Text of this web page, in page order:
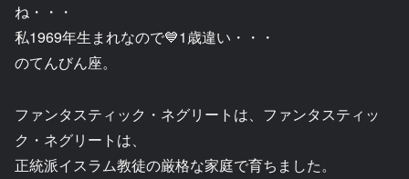
ね・・・
私1969年生まれなので💙1歳違い・・・
のてんびん座。
ファンタスティック・ネグリートは、ファンタスティッ
ク・ネグリートは、
正統派イスラム教徒の厳格な家庭で育ちました。